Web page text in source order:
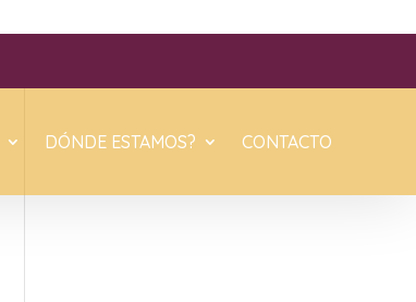
DÓNDE ESTAMOS? CONTACTO